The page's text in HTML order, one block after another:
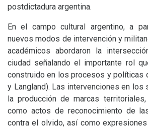
postdictadura argentina.
En el campo cultural argentino, a
nuevos modos de intervención y
académicos abordaron la
ciudad señalando el importante rol
construido en los procesos y políticas
y Langland). Las intervenciones en los
la producción de marcas
como actos de reconocimiento de
contra el olvido, así como